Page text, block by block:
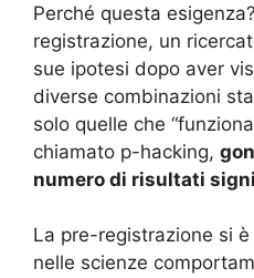
Perché questa
registrazione, un
sue ipotesi dopo aver
diverse combinazioni
solo quelle che
chiamato p-hacking,
numero di risultati
La pre-registrazione si
nelle scienze